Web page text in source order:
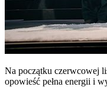
Na początku czerwcowej
opowieść pełna energii i